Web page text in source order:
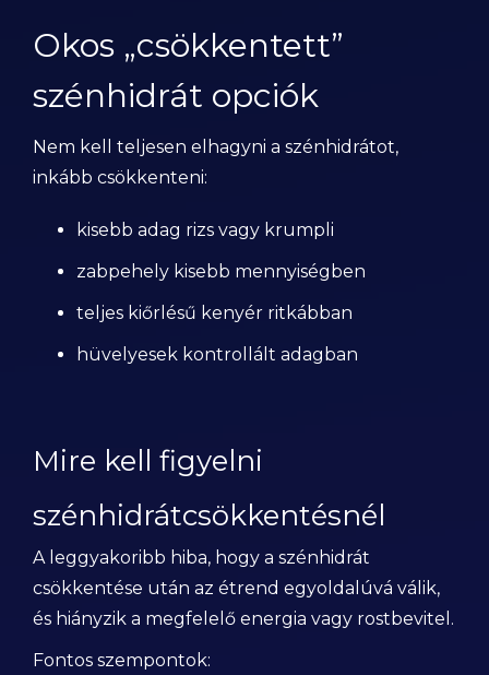
Okos „csökkentett”
szénhidrát opciók
Nem kell teljesen elhagyni a szénhidrátot,
inkább csökkenteni:
kisebb adag rizs vagy krumpli
zabpehely kisebb mennyiségben
teljes kiőrlésű kenyér ritkábban
hüvelyesek kontrollált adagban
Mire kell figyelni
szénhidrátcsökkentésnél
A leggyakoribb hiba, hogy a szénhidrát
csökkentése után az étrend egyoldalúvá válik,
és hiányzik a megfelelő energia vagy rostbevitel.
Fontos szempontok: